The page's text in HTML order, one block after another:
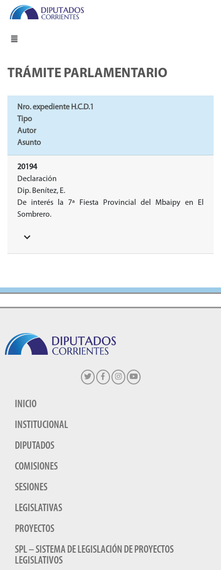
TRÁMITE PARLAMENTARIO
Nro. expediente H.C.D.1
Tipo
Autor
Asunto
20194
Declaración
Dip. Benítez, E.
De interés la 7ª Fiesta Provincial del Mbaipy en El
Sombrero.
INICIO
INSTITUCIONAL
DIPUTADOS
COMISIONES
SESIONES
LEGISLATIVAS
PROYECTOS
SPL – SISTEMA DE LEGISLACIÓN DE PROYECTOS
LEGISLATIVOS